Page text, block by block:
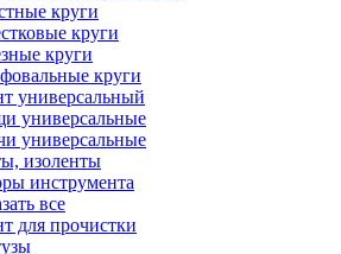
круги
круги
круги
круги
универсальный
универсальные
универсальные
изоленты
инструмента
все
для прочистки